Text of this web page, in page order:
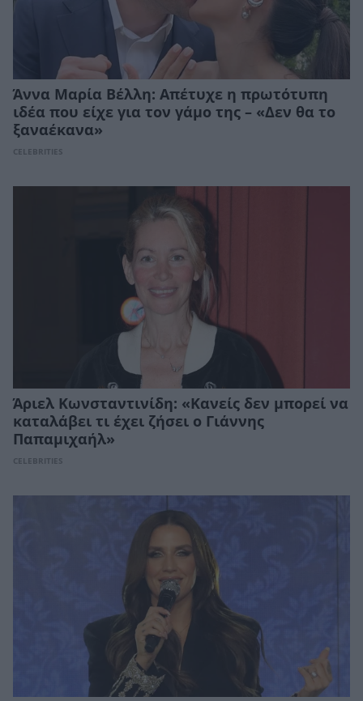
Άννα Μαρία Βέλλη: Απέτυχε η πρωτότυπη
ιδέα που είχε για τον γάμο της – «Δεν θα το
ξαναέκανα»
CELEBRITIES
Άριελ Κωνσταντινίδη: «Κανείς δεν μπορεί να
καταλάβει τι έχει ζήσει ο Γιάννης
Παπαμιχαήλ»
CELEBRITIES